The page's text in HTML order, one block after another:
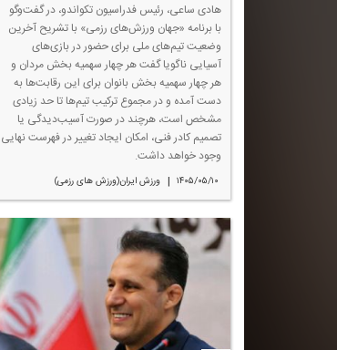
هادی ساعی، رئیس فدراسیون تكواندو، در گفت‌وگو
با برنامه «جهان ورزش‌های رزمی» با تشریح آخرین
وضعیت تیم‌های ملی برای حضور در بازی‌های
آسیایی ناگویا گفت هر چهار سهمیه بخش مردان و
هر چهار سهمیه بخش بانوان برای این رقابت‌ها به
دست آمده و در مجموع تركیب تیم‌ها تا حد زیادی
مشخص است، هرچند در صورت آسیب‌دیدگی یا
تصمیم كادر فنی، امكان ایجاد تغییر در فهرست نهایی
وجود خواهد داشت.
۱۴۰۵/۰۵/۱۰ | ورزش ایران(ورزش های رزمی)